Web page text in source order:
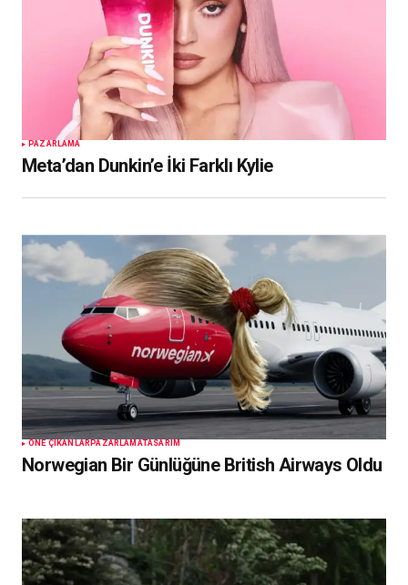
PAZARLAMA
Meta’dan Dunkin’e İki Farklı Kylie
ÖNE ÇIKANLAR PAZARLAMATASARIM
Norwegian Bir Günlüğüne British Airways Oldu